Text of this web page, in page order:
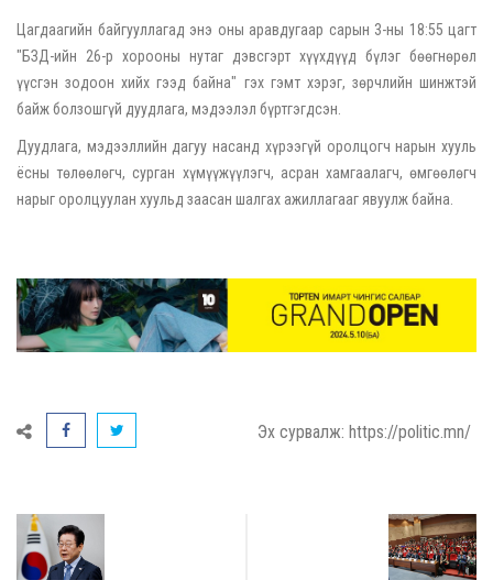
Цагдаагийн байгууллагад энэ оны аравдугаар сарын 3-ны 18:55 цагт
"БЗД-ийн 26-р хорооны нутаг дэвсгэрт хүүхдүүд бүлэг бөөгнөрөл
үүсгэн зодоон хийх гээд байна" гэх гэмт хэрэг, зөрчлийн шинжтэй
байж болзошгүй дуудлага, мэдээлэл бүртгэгдсэн.
Дуудлага, мэдээллийн дагуу насанд хүрээгүй оролцогч нарын хууль
ёсны төлөөлөгч, сурган хүмүүжүүлэгч, асран хамгаалагч, өмгөөлөгч
нарыг оролцуулан хуульд заасан шалгах ажиллагааг явуулж байна.
Эх сурвалж: https://politic.mn/